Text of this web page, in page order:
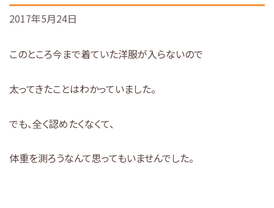
2017年5月24日
このところ今まで着ていた洋服が入らないので
太ってきたことはわかっていました。
でも、全く認めたくなくて、
体重を測ろうなんて思ってもいませんでした。